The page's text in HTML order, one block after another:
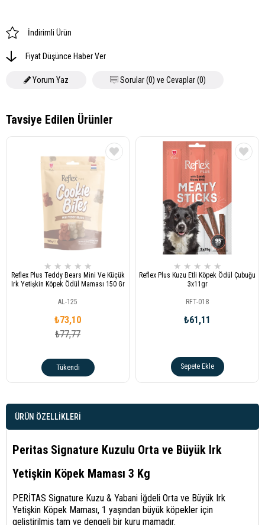
İndirimli Ürün
Fiyat Düşünce Haber Ver
Yorum Yaz Sorular (0) ve Cevaplar (0)
Tükendi
★ ★ ★ ★ ★
Reflex Plus Teddy Bears Mini Ve Küçük
Irk Yetişkin Köpek Ödül Maması 150 Gr
AL-125
₺73,10
₺77,77
★ ★ ★ ★ ★
Reflex Plus Kuzu Etli Köpek Ödül Çubuğu
3x11gr
RFT-018
₺61,11
Sepete Ekle
ÜRÜN ÖZELLIKLERI
Peritas Signature Kuzulu Orta ve Büyük Irk
Yetişkin Köpek Maması 3 Kg
PERİTAS Signature Kuzu & Yabani İğdeli Orta ve Büyük Irk
Yetişkin Köpek Maması, 1 yaşından büyük köpekler için
geliştirilmiş tam ve dengeli bir kuru mamadır.